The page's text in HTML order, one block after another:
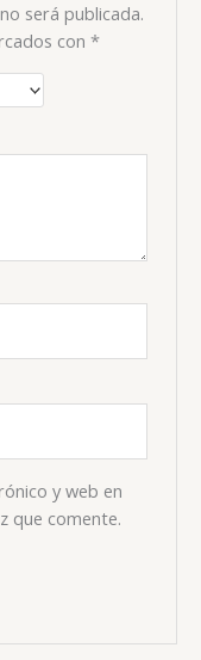
será publicada.
con*
y web en
que comente.